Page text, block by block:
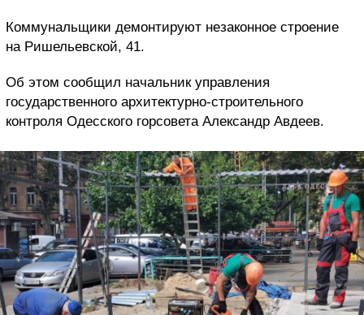
Коммунальщики демонтируют незаконное строение
на Ришельевской, 41.
Об этом сообщил начальник управления
государственного архитектурно-строительного
контроля Одесского горсовета Александр Авдеев.